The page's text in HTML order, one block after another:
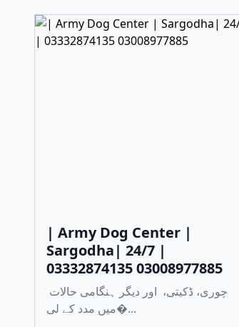
| Army Dog Center |
Sargodha| 24/7 |
03332874135 03008977885
میں مدد کے لی�...